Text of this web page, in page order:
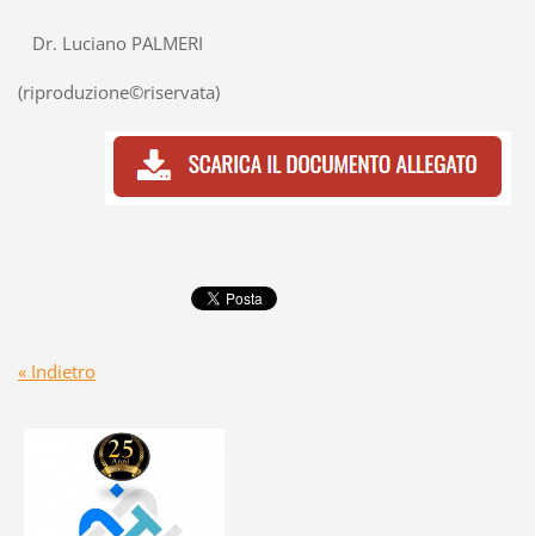
Dr. Luciano PALMERI
(riproduzione©riservata)
« Indietro